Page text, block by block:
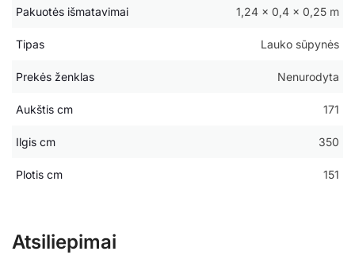
Pakuotės išmatavimai 1,24 × 0,4 × 0,25 m
Tipas Lauko sūpynės
Prekės ženklas Nenurodyta
Aukštis cm 171
Ilgis cm 350
Plotis cm 151
Atsiliepimai